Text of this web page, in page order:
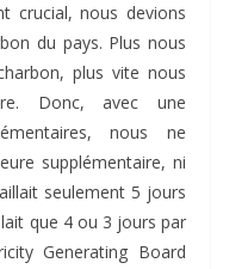
crucial, nous devions
du pays. Plus nous
plus vite nous
Donc, avec une
nous ne
supplémentaire, ni
seulement 5 jours
que 4 ou 3 jours par
Generating Board